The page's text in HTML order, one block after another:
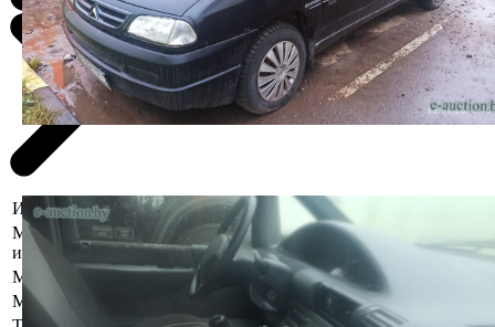
Информация о предмете торгов
Местоположение
имущества
Витебская область, Лепельский р-н,
г. Лепель, ул. Калинина, 93/1
Марка
Модель
Evasion